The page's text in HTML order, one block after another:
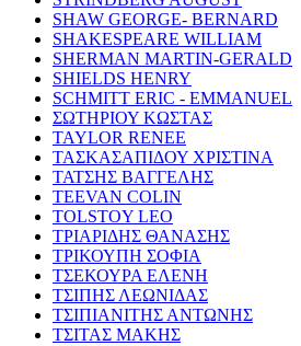
SHAW GEORGE- BERNARD
SHAKESPEARE WILLIAM
SHERMAN MARTIN-GERALD
SHIELDS HENRY
SCHMITT ERIC - EMMANUEL
ΣΩΤΗΡΙΟΥ ΚΩΣΤΑΣ
TAYLOR RENEE
ΤΑΣΚΑΣΑΠΙΔΟΥ ΧΡΙΣΤΙΝΑ
ΤΑΤΣΗΣ ΒΑΓΓΕΛΗΣ
TEEVAN COLIN
TOLSTOY LEO
ΤΡΙΑΡΙΔΗΣ ΘΑΝΑΣΗΣ
ΤΡΙΚΟΥΠΗ ΣΟΦΙΑ
ΤΣΕΚΟΥΡΑ ΕΛΕΝΗ
ΤΣΙΠΗΣ ΛΕΩΝΙΔΑΣ
ΤΣΙΠΙΑΝΙΤΗΣ ΑΝΤΩΝΗΣ
ΤΣΙΤΑΣ ΜΑΚΗΣ